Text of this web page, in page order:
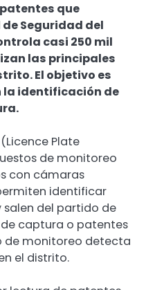
que
Seguridad del
casi 250 mil
las principales
El objetivo es
la identificación de
Plate
de monitoreo
con cámaras
identificar
del partido de
de captura o patentes
de monitoreo detecta
el distrito.